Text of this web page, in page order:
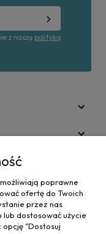
z naszą polityką
poprawne
ofertę do Twoich
przez nas
lub dostosować użycie
"Dostosuj